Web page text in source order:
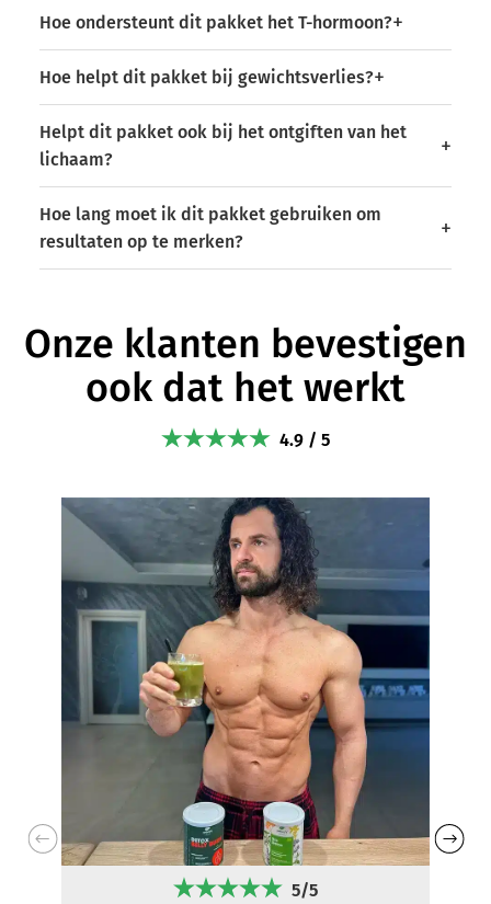
Hoe ondersteunt dit pakket het T-hormoon?
Hoe helpt dit pakket bij gewichtsverlies?
Helpt dit pakket ook bij het ontgiften van het
lichaam?
Hoe lang moet ik dit pakket gebruiken om
resultaten op te merken?
Onze klanten bevestigen
ook dat het werkt
4.9 / 5
5/5